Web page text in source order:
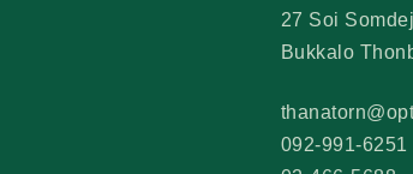
27 Soi
Bukkalo
092-991-6251